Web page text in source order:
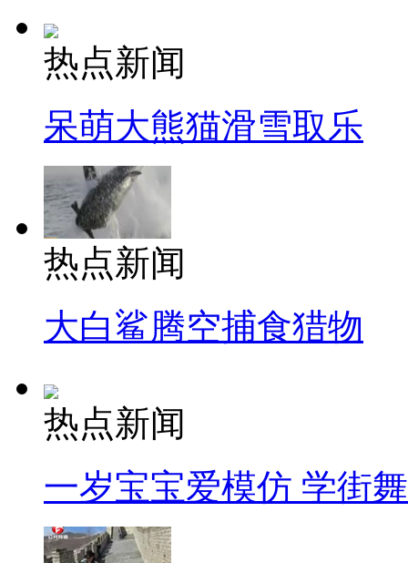
热点新闻
呆萌大熊猫滑雪取乐
热点新闻
大白鲨腾空捕食猎物
热点新闻
一岁宝宝爱模仿 学街